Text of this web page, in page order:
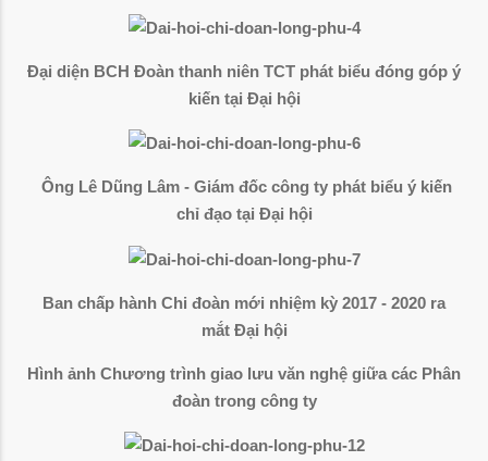
Đại diện BCH Đoàn thanh niên TCT phát biểu đóng góp ý
kiến tại Đại hội
Ông Lê Dũng Lâm - Giám đốc công ty phát biểu ý kiến
chỉ đạo tại Đại hội
Ban chấp hành Chi đoàn mới nhiệm kỳ 2017 - 2020 ra
mắt Đại hội
Hình ảnh Chương trình giao lưu văn nghệ giữa các Phân
đoàn trong công ty